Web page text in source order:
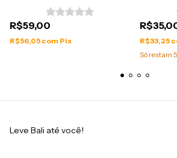
R$59,00
R$56,05 com Pix R$33,25
Só restam 5
Leve Bali até você!